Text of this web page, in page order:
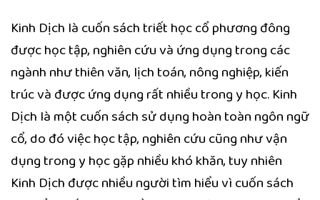
Kinh Dịch là cuốn sách triết học cổ phương đông
được học tập, nghiên cứu và ứng dụng trong các
ngành như thiên văn, lịch toán, nông nghiệp, kiến
trúc và được ứng dụng rất nhiều trong y học. Kinh
Dịch là một cuốn sách sử dụng hoàn toàn ngôn ngữ
cổ, do đó việc học tập, nghiên cứu cũng như vận
dụng trong y học gặp nhiều khó khăn, tuy nhiên
Kinh Dịch được nhiều người tìm hiểu vì cuốn sách